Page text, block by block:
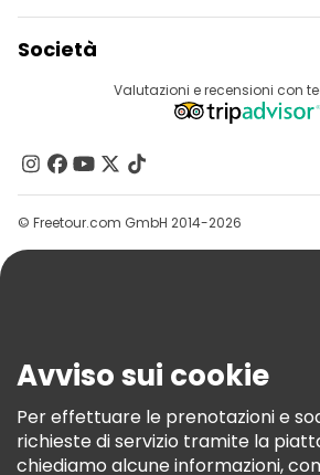
Accesso Del Fornitore
Programma Di Affiliazione
Società
Destinazioni
Contattaci
Gruppi
Aiuto
Termini E Condizioni
Informativa Sui Cookie
Freetour Premi
Valutazioni e recensioni con
© Freetour.com GmbH 2014-2026
Avviso sui cookie
Per effettuare le prenotazioni e
richieste di servizio tramite la
chiediamo alcune informazioni,